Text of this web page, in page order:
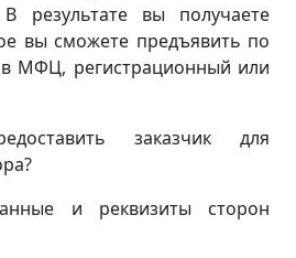
В результате вы получаете
вы сможете предъявить по
в МФЦ, регистрационный или
заказчик для
и реквизиты сторон